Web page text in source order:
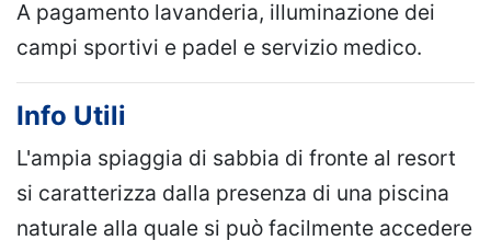
A pagamento lavanderia, illuminazione dei
campi sportivi e padel e servizio medico.
Info Utili
L'ampia spiaggia di sabbia di fronte al resort
si caratterizza dalla presenza di una piscina
naturale alla quale si può facilmente accedere